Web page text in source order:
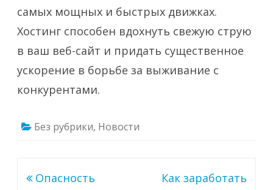
самых мощных и быстрых движках.
Хостинг способен вдохнуть свежую струю
в ваш веб-сайт и придать существенное
ускорение в борьбе за выживание с
конкурентами.
Без рубрики, Новости
Навигация
Опасность
Как заработать